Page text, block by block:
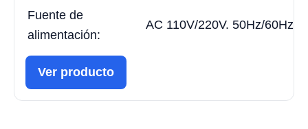
Fuente de
alimentación:
AC 110V/220V. 50Hz/60Hz
Ver producto